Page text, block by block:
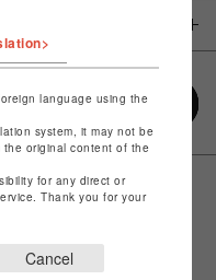
language using the
system, it may not be
the original content of the
for any direct or
Thank you for your
Cancel